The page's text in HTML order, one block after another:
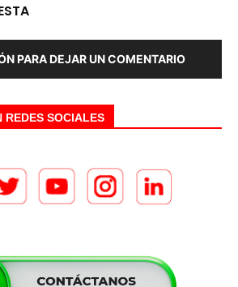
PARA DEJAR UN COMENTARIO
REDES SOCIALES